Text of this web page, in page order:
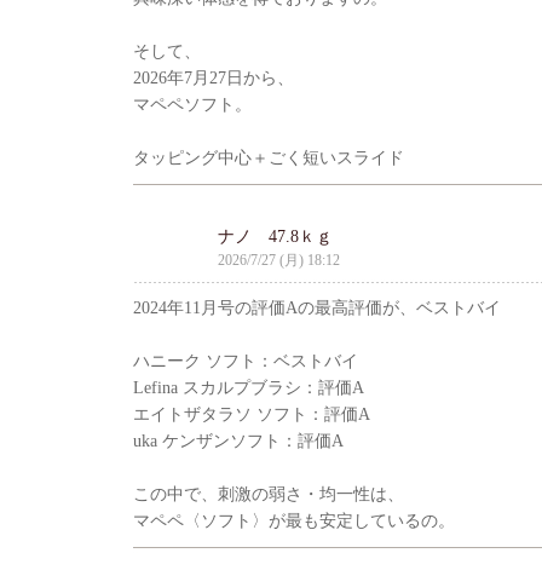
そして、
2026年7月27日から、
マペペソフト。
タッピング中心＋ごく短いスライド
ナノ 47.8ｋｇ
2026/7/27 (月) 18:12
2024年11月号の評価Aの最高評価が、ベストバイ
ハニーク ソフト：ベストバイ
Lefina スカルプブラシ：評価A
エイトザタラソ ソフト：評価A
uka ケンザンソフト：評価A
この中で、刺激の弱さ・均一性は、
マペペ〈ソフト〉が最も安定しているの。